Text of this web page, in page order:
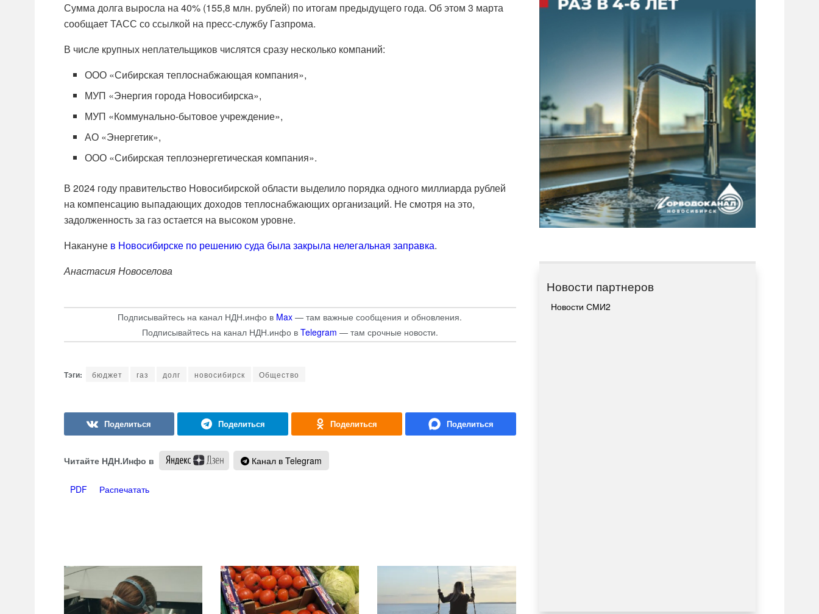
Сумма долга выросла на 40% (155,8 млн. рублей) по итогам предыдущего года. Об этом 3 марта
сообщает ТАСС со ссылкой на пресс-службу Газпрома.
В числе крупных неплательщиков числятся сразу несколько компаний:
ООО «Сибирская теплоснабжающая компания»,
МУП «Энергия города Новосибирска»,
МУП «Коммунально-бытовое учреждение»,
АО «Энергетик»,
ООО «Сибирская теплоэнергетическая компания».
В 2024 году правительство Новосибирской области выделило порядка одного миллиарда рублей
на компенсацию выпадающих доходов теплоснабжающих организаций. Не смотря на это,
задолженность за газ остается на высоком уровне.
Накануне в Новосибирске по решению суда была закрыла нелегальная заправка.
Анастасия Новоселова
Подписывайтесь на канал НДН.инфо в Max — там важные сообщения и обновления.
Подписывайтесь на канал НДН.инфо в Telegram — там срочные новости.
бюджет газ долг новосибирск Общество
Читайте НДН.Инфо в Канал в Telegram
PDF Распечатать
Новости партнеров
Новости СМИ2